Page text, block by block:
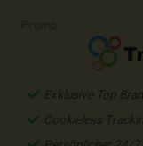
Exklusive Top
Cookieless